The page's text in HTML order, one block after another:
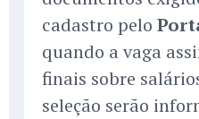
cadastro pelo
quando a vaga
finais sobre
seleção serão